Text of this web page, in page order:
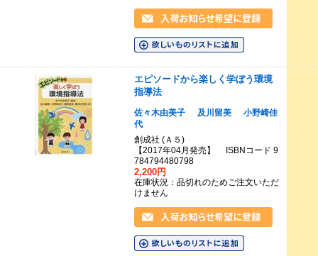
エピソードから楽しく学ぼう環境
指導法
佐々木由美子 及川留美
小野崎佳
代
創成社 (Ａ５)
【2017年04月発売】 ISBNコード 9
784794480798
2,200円
在庫状況：品切れのためご注文いただ
けません